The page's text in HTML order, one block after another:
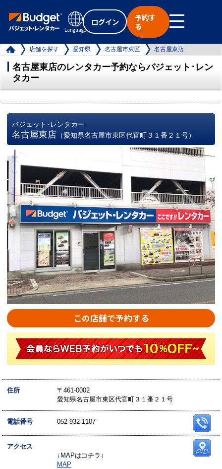
Language
ログイン
予約す
る
店舗を探す 愛知県 名古屋市東区 名古屋東店
名古屋東店のレンタカー予約ならバジェット･レン
タカー
バジェット･レンタカー
名古屋東店 （愛知県名古屋市東区代官町３１番２１号）
この店舗で予約する
住所
〒461-0002
愛知県名古屋市東区代官町３１番２１号
電話番号 052-932-1107
アクセス
↓MAPはコチラ↓
MAP